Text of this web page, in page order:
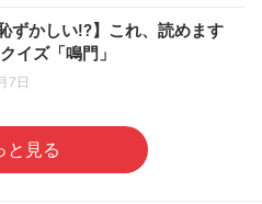
ずかしい!?】これ、読めます
イズ「鳴門」
7日
と見る